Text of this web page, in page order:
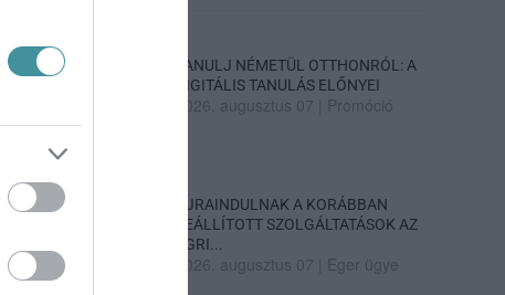
TANULJ NÉMETÜL OTTHONRÓL: A
DIGITÁLIS TANULÁS ELŐNYEI
2026. augusztus 07 Promóció
ÚJRAINDULNAK A KORÁBBAN
LEÁLLÍTOTT SZOLGÁLTATÁSOK AZ
EGRI...
2026. augusztus 07 Eger ügye